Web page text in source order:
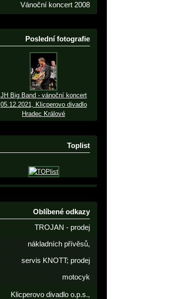
Vánoční koncert 2008
Poslední fotografie
JH Big Band - vánoční koncert
05.12.2021, Klicperovo divadlo
Hradec Králové
Toplist
Oblíbené odkazy
TROJAN - prodej
nákladních přívěsů,
servis KNOTT; prodej
motocyk
Klicperovo divadlo o.p.s.,